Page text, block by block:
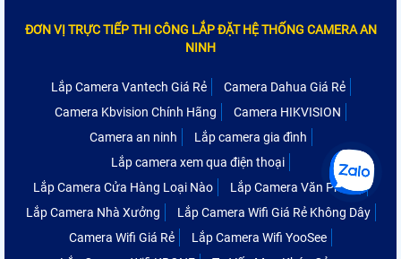
ĐƠN VỊ TRỰC TIẾP THI CÔNG LẮP ĐẶT HỆ THỐNG CAMERA AN
NINH
Lắp Camera Vantech Giá Rẻ
Camera Dahua Giá Rẻ
Camera Kbvision Chính Hãng
Camera HIKVISION
Camera an ninh
Lắp camera gia đình
Lắp camera xem qua điện thoại
Lắp Camera Cửa Hàng Loại Nào
Lắp Camera Văn Phòng
Lắp Camera Nhà Xưởng
Lắp Camera Wifi Giá Rẻ Không Dây
Camera Wifi Giá Rẻ
Lắp Camera Wifi YooSee